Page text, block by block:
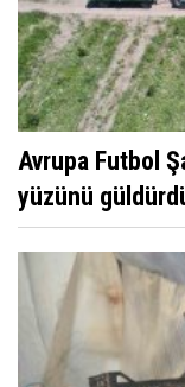
Avrupa Futbol
yüzünü